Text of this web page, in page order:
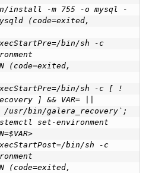
install -m 755 -o mysql -
(code=exited,
(code=exited,
] && VAR= ||
usr/bin/galera_recovery`;
set-environment
(code=exited,